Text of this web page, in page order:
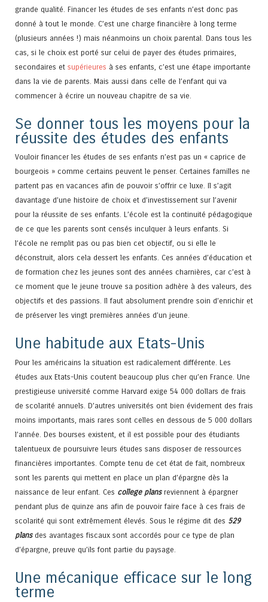
grande qualité. Financer les études de ses enfants n’est donc pas
donné à tout le monde. C’est une charge financière à long terme
(plusieurs années !) mais néanmoins un choix parental. Dans tous les
cas, si le choix est porté sur celui de payer des études primaires,
secondaires et supérieures à ses enfants, c’est une étape importante
dans la vie de parents. Mais aussi dans celle de l’enfant qui va
commencer à écrire un nouveau chapitre de sa vie.
Se donner tous les moyens pour la
réussite des études des enfants
Vouloir financer les études de ses enfants n’est pas un « caprice de
bourgeois » comme certains peuvent le penser. Certaines familles ne
partent pas en vacances afin de pouvoir s’offrir ce luxe. Il s’agit
davantage d’une histoire de choix et d’investissement sur l’avenir
pour la réussite de ses enfants. L’école est la continuité pédagogique
de ce que les parents sont censés inculquer à leurs enfants. Si
l’école ne remplit pas ou pas bien cet objectif, ou si elle le
déconstruit, alors cela dessert les enfants. Ces années d’éducation et
de formation chez les jeunes sont des années charnières, car c’est à
ce moment que le jeune trouve sa position adhère à des valeurs, des
objectifs et des passions. Il faut absolument prendre soin d’enrichir et
de préserver les vingt premières années d’un jeune.
Une habitude aux Etats-Unis
Pour les américains la situation est radicalement différente. Les
études aux Etats-Unis coutent beaucoup plus cher qu’en France. Une
prestigieuse université comme Harvard exige 54 000 dollars de frais
de scolarité annuels. D’autres universités ont bien évidement des frais
moins importants, mais rares sont celles en dessous de 5 000 dollars
l’année. Des bourses existent, et il est possible pour des étudiants
talentueux de poursuivre leurs études sans disposer de ressources
financières importantes. Compte tenu de cet état de fait, nombreux
sont les parents qui mettent en place un plan d’épargne dès la
naissance de leur enfant. Ces college plansreviennent à épargner
pendant plus de quinze ans afin de pouvoir faire face à ces frais de
scolarité qui sont extrêmement élevés. Sous le régime dit des 529
plansdes avantages fiscaux sont accordés pour ce type de plan
d’épargne, preuve qu’ils font partie du paysage.
Une mécanique efficace sur le long
terme